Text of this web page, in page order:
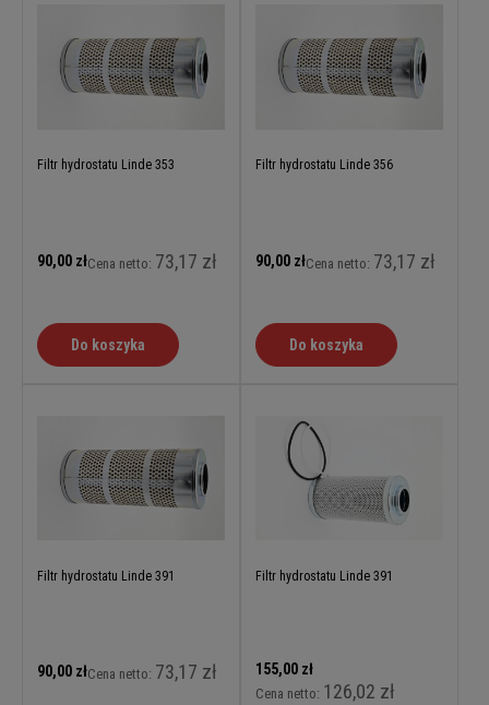
Filtr hydrostatu Linde 353
90,00 złCena netto: 73,17 zł
Do koszyka
Filtr hydrostatu Linde 356
90,00 złCena netto: 73,17 zł
Do koszyka
Filtr hydrostatu Linde 391
90,00 złCena netto: 73,17 zł
Filtr hydrostatu Linde 391
155,00 zł
Cena netto: 126,02 zł